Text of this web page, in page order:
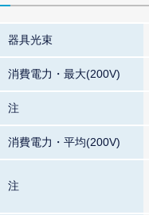
器具光束
消費電力・最大(200V)
注
消費電力・平均(200V)
注